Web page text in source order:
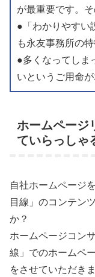
が最重要です。
●「わかりやすい
も永友事務所の特
●多くなってしま
いというご用命が
ホームページ
ていらっしゃ
自社ホームページ
目線」のコンテン
か？
ホームページコン
線」でのホームペ
をさせていただきま